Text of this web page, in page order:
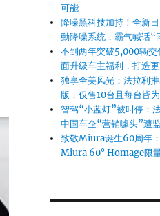
可能
降噪黑科技加持！全新
動降噪系统，霸气喊话“
不到两年突破5,000辆
面升级车主福利，打造
独享全美风光：法拉利
版，仅售10台且每台皆
智驾“小蓝灯”被叫停：
中国车企“营销噱头”遭
致敬Miura诞生60周年
Miura 60° Homage限